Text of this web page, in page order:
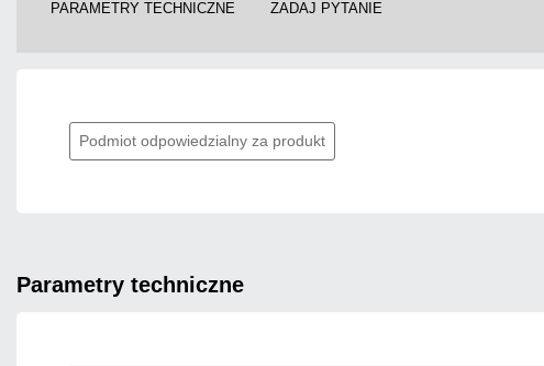
PARAMETRY TECHNICZNE ZADAJ PYTANIE
Podmiot odpowiedzialny za produkt
parametry techniczne